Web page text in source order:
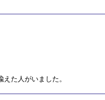
た人がいました。